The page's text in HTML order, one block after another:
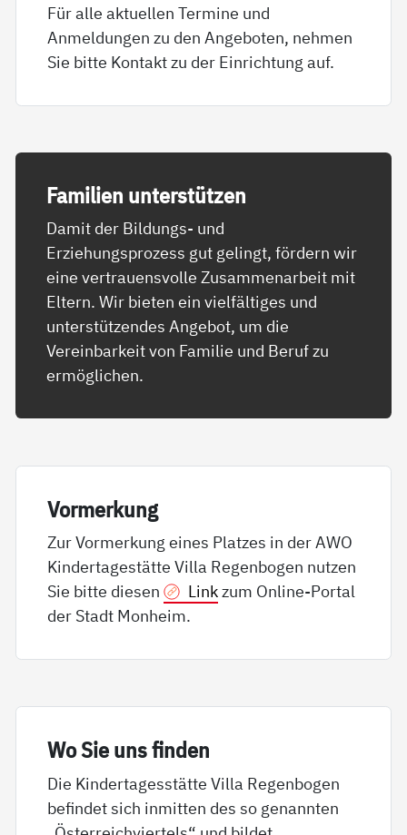
Für alle aktuellen Termine und
Anmeldungen zu den Angeboten, nehmen
Sie bitte Kontakt zu der Einrichtung auf.
Fa­mi­li­en un­ter­stüt­zen
Damit der Bildungs- und
Erziehungsprozess gut gelingt, fördern wir
eine vertrauensvolle Zusammenarbeit mit
Eltern. Wir bieten ein vielfältiges und
unterstützendes Angebot, um die
Vereinbarkeit von Familie und Beruf zu
ermöglichen.
Vor­mer­kung
Zur Vormerkung eines Platzes in der AWO
Kindertagestätte Villa Regenbogen nutzen
Sie bitte diesen
Linkzum Online-Portal
der Stadt Monheim.
Wo Sie uns fin­den
Die Kindertagesstätte Villa Regenbogen
befindet sich inmitten des so genannten